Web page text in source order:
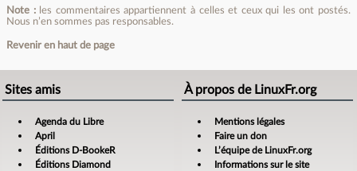
Note :les commentaires appartiennent à celles et ceux qui les ont postés.
Nous n’en sommes pas responsables.
Revenir en haut de page
Sites amis
Agenda du Libre
April
Éditions D-BookeR
Éditions Diamond
À propos de LinuxFr.org
Mentions légales
Faire un don
L’équipe de LinuxFr.org
Informations sur le site